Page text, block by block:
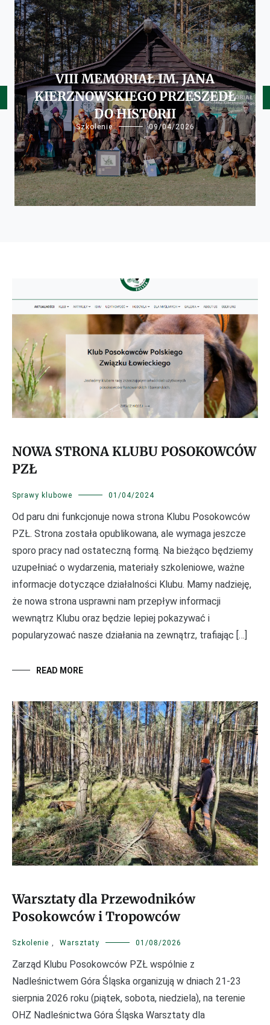
VIII MEMORIAŁ IM. JANA
KIERZNOWSKIEGO PRZESZEDŁ
DO HISTORII
Szkolenie 09/04/2026
NOWA STRONA KLUBU POSOKOWCÓW
PZŁ
Sprawy klubowe 01/04/2024
Od paru dni funkcjonuje nowa strona Klubu Posokowców
PZŁ. Strona została opublikowana, ale wymaga jeszcze
sporo pracy nad ostateczną formą. Na bieżąco będziemy
uzupełniać o wydarzenia, materiały szkoleniowe, ważne
informacje dotyczące działalności Klubu. Mamy nadzieję,
że nowa strona usprawni nam przepływ informacji
wewnątrz Klubu oraz będzie lepiej pokazywać i
popularyzować nasze działania na zewnątrz, trafiając […]
READ MORE
Warsztaty dla Przewodników
Posokowców i Tropowców
Szkolenie Warsztaty 01/08/2026
Zarząd Klubu Posokowców PZŁ wspólnie z
Nadleśnictwem Góra Śląska organizują w dniach 21-23
sierpnia 2026 roku (piątek, sobota, niedziela), na terenie
OHZ Nadleśnictwa Góra Śląska Warsztaty dla